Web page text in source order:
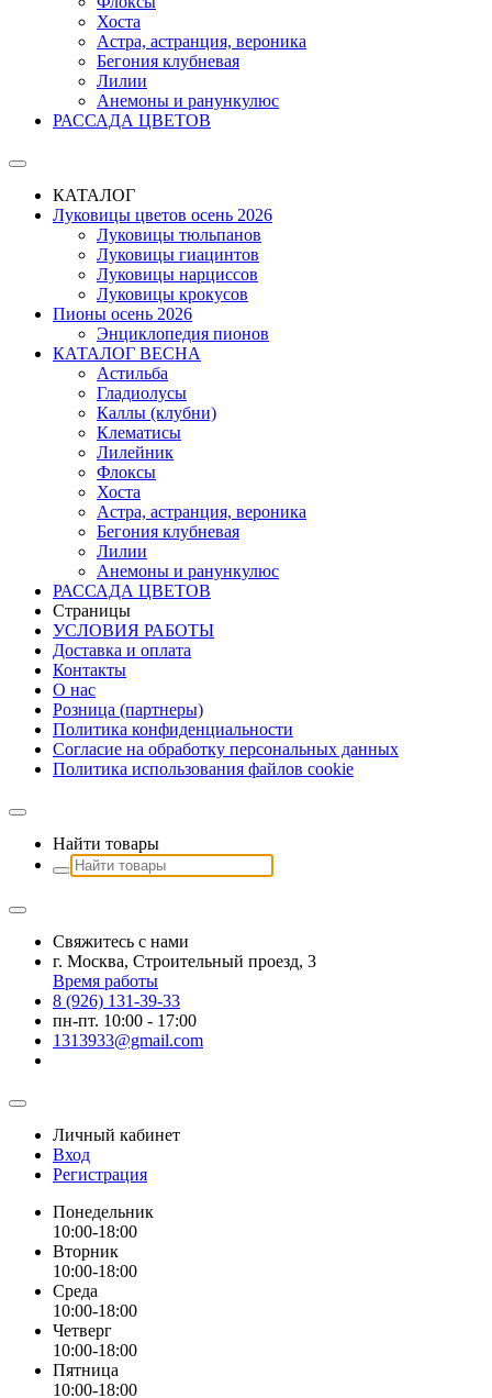
Хоста
Астра, астранция, вероника
Бегония клубневая
Лилии
Анемоны и ранункулюс
РАССАДА ЦВЕТОВ
КАТАЛОГ
Луковицы цветов осень 2026
Луковицы тюльпанов
Луковицы гиацинтов
Луковицы нарциссов
Луковицы крокусов
Пионы осень 2026
Энциклопедия пионов
КАТАЛОГ ВЕСНА
Астильба
Гладиолусы
Каллы (клубни)
Клематисы
Лилейник
Флоксы
Хоста
Астра, астранция, вероника
Бегония клубневая
Лилии
Анемоны и ранункулюс
РАССАДА ЦВЕТОВ
Страницы
УСЛОВИЯ РАБОТЫ
Доставка и оплата
Контакты
О наc
Розница (партнеры)
Политика конфиденциальности
Согласие на обработку персональных данных
Политика использования файлов сookie
Найти товары
Свяжитесь с нами
г. Москва, Строительный проезд, 3
Время работы
8 (926) 131-39-33
пн-пт. 10:00 - 17:00
1313933@gmail.com
Личный кабинет
Вход
Регистрация
Понедельник
10:00-18:00
Вторник
10:00-18:00
Среда
10:00-18:00
Четверг
10:00-18:00
Пятница
10:00-18:00